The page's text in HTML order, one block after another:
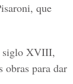
que
siglo XVIII,
obras para dar